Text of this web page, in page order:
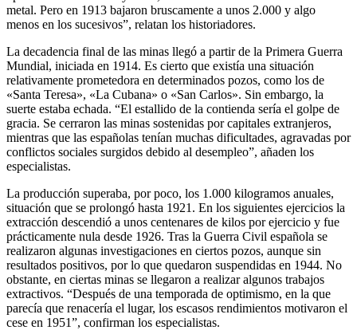
metal. Pero en 1913 bajaron bruscamente a unos 2.000 y algo
menos en los sucesivos”, relatan los historiadores.
La decadencia final de las minas llegó a partir de la Primera Guerra
Mundial, iniciada en 1914. Es cierto que existía una situación
relativamente prometedora en determinados pozos, como los de
«Santa Teresa», «La Cubana» o «San Carlos». Sin embargo, la
suerte estaba echada. “El estallido de la contienda sería el golpe de
gracia. Se cerraron las minas sostenidas por capitales extranjeros,
mientras que las españolas tenían muchas dificultades, agravadas por
conflictos sociales surgidos debido al desempleo”, añaden los
especialistas.
La producción superaba, por poco, los 1.000 kilogramos anuales,
situación que se prolongó hasta 1921. En los siguientes ejercicios la
extracción descendió a unos centenares de kilos por ejercicio y fue
prácticamente nula desde 1926. Tras la Guerra Civil española se
realizaron algunas investigaciones en ciertos pozos, aunque sin
resultados positivos, por lo que quedaron suspendidas en 1944. No
obstante, en ciertas minas se llegaron a realizar algunos trabajos
extractivos. “Después de una temporada de optimismo, en la que
parecía que renacería el lugar, los escasos rendimientos motivaron el
cese en 1951”, confirman los especialistas.